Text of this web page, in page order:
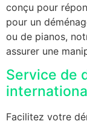
conçu pour
pour un
ou de pianos,
assurer une
Service de
Facilitez votre